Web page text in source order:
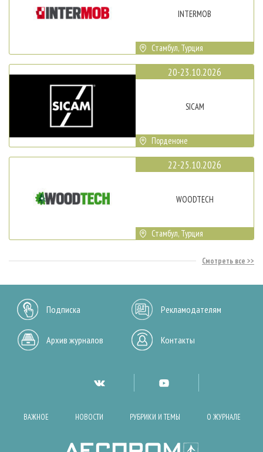
INTERMOB
Стамбул, Турция
20-23.10.2026
SICAM
Порденоне
22-25.10.2026
WOODTECH
Стамбул, Турция
Смотреть все
Подписка Рекламодателям
Архив журналов Контакты
ВАЖНОЕ НОВОСТИ РУБРИКИ И ТЕМЫ О ЖУРНАЛЕ